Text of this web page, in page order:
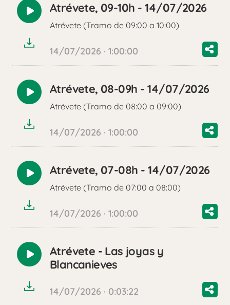
Reproducir
audio
Atrévete, 09-10h - 14/07/2026
Atrévete (Tramo de 09:00 a 10:00)
14/07/2026 · 1:00:00
Reproducir
audio
Atrévete, 08-09h - 14/07/2026
Atrévete (Tramo de 08:00 a 09:00)
14/07/2026 · 1:00:00
Reproducir
audio
Atrévete, 07-08h - 14/07/2026
Atrévete (Tramo de 07:00 a 08:00)
14/07/2026 · 1:00:00
Reproducir
audio
Atrévete - Las joyas y
Blancanieves
14/07/2026 · 0:03:22